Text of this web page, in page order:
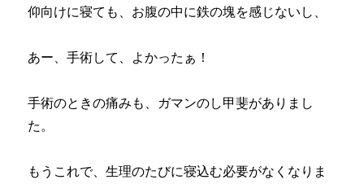
仰向けに寝ても、お腹の中に鉄の塊を感じないし、
あー、手術して、よかったぁ！
手術のときの痛みも、ガマンのし甲斐がありまし
た。
もうこれで、生理のたびに寝込む必要がなくなりま